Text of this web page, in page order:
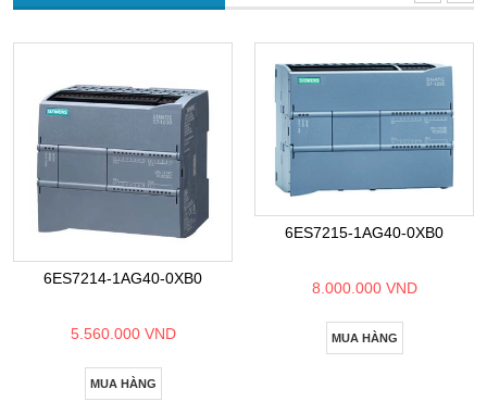
6ES7214-1AG40-0XB0
5.560.000 VND
MUA HÀNG
6ES7215-1AG40-0XB0
8.000.000 VND
MUA HÀNG